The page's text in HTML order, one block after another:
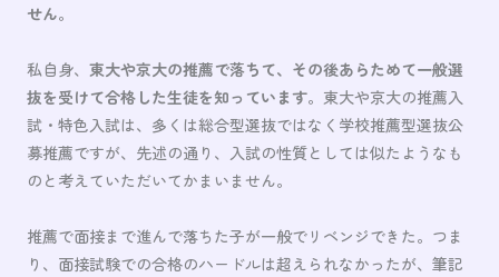
せん。
私自身、東大や京大の推薦で落ちて、その後あらためて一般選
抜を受けて合格した生徒を知っています。東大や京大の推薦入
試・特色入試は、多くは総合型選抜ではなく学校推薦型選抜公
募推薦ですが、先述の通り、入試の性質としては似たようなも
のと考えていただいてかまいません。
推薦で面接まで進んで落ちた子が一般でリベンジできた。つま
り、面接試験での合格のハードルは超えられなかったが、筆記